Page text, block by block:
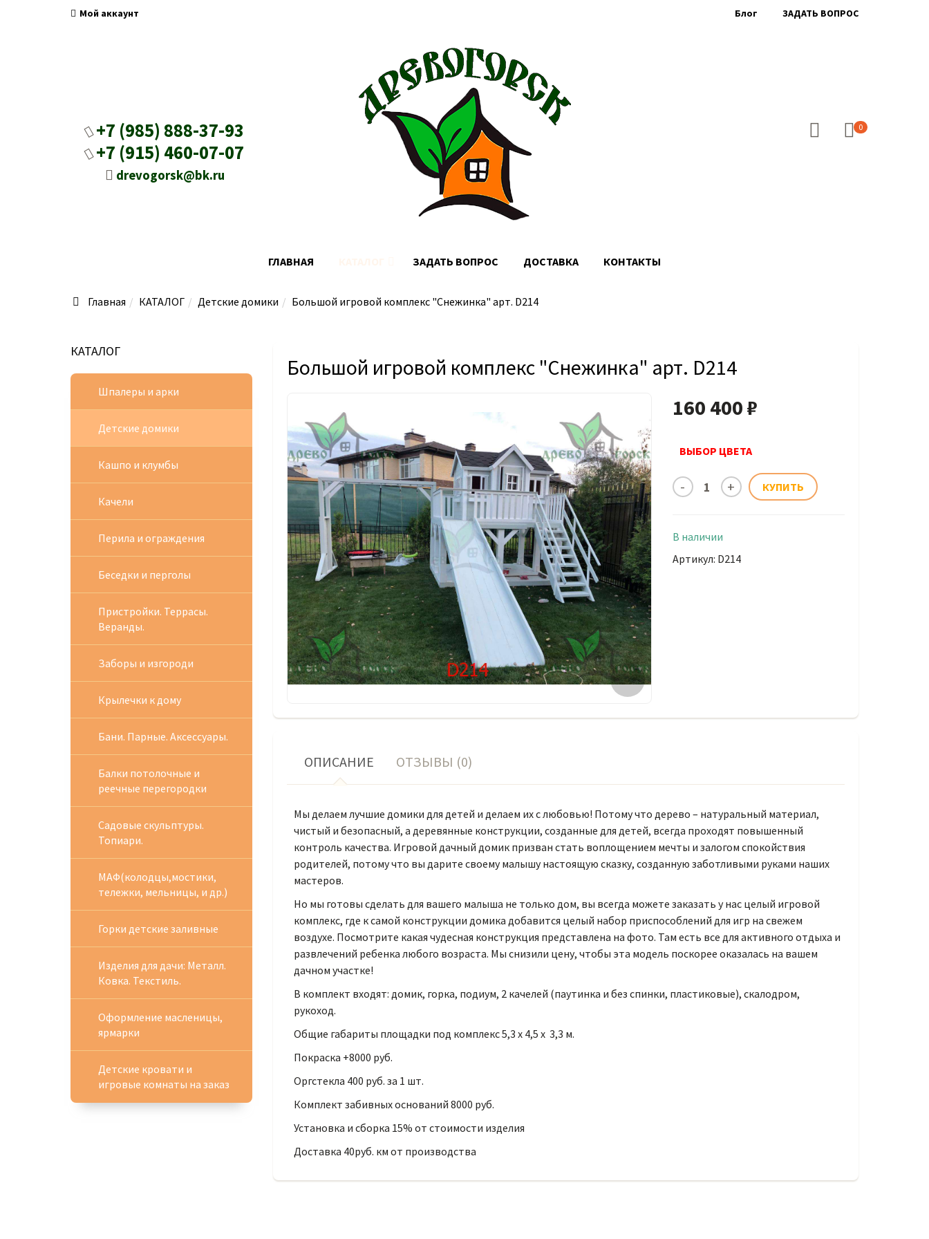
Мой аккаунт Блог ЗАДАТЬ ВОПРОС
+7 (985) 888-37-93
+7 (915) 460-07-07
drevogorsk@bk.ru
0
ГЛАВНАЯ ЗАДАТЬ ВОПРОС ДОСТАВКА КОНТАКТЫ
Главная КАТАЛОГ Детские домики Большой игровой комплекс "Снежинка" арт. D214
Большой игровой комплекс "Снежинка" арт. D214
160 400 ₽
ВЫБОР ЦВЕТА
В наличии
Артикул: D214
ОПИСАНИЕ ОТЗЫВЫ (0)
Мы делаем лучшие домики для детей и делаем их с любовью! Потому что дерево – натуральный материал,
чистый и безопасный, а деревянные конструкции, созданные для детей, всегда проходят повышенный
контроль качества. Игровой дачный домик призван стать воплощением мечты и залогом спокойствия
родителей, потому что вы дарите своему малышу настоящую сказку, созданную заботливыми руками наших
мастеров.
Но мы готовы сделать для вашего малыша не только дом, вы всегда можете заказать у нас целый игровой
комплекс, где к самой конструкции домика добавится целый набор приспособлений для игр на свежем
воздухе. Посмотрите какая чудесная конструкция представлена на фото. Там есть все для активного отдыха и
развлечений ребенка любого возраста. Мы снизили цену, чтобы эта модель поскорее оказалась на вашем
дачном участке!
В комплект входят: домик, горка, подиум, 2 качелей (паутинка и без спинки, пластиковые), скалодром,
рукоход.
Общие габариты площадки под комплекс 5,3 х 4,5 х 3,3 м.
Покраска +8000 руб.
Оргстекла 400 руб. за 1 шт.
Комплект забивных оснований 8000 руб.
Установка и сборка 15% от стоимости изделия
Доставка 40руб. км от производства
КАТАЛОГ
Шпалеры и арки
Детские домики
Кашпо и клумбы
Качели
Перила и ограждения
Беседки и перголы
Пристройки. Террасы.
Веранды.
Заборы и изгороди
Крылечки к дому
Бани. Парные. Аксессуары.
Балки потолочные и
реечные перегородки
Садовые скульптуры.
Топиари.
МАФ(колодцы,мостики,
тележки, мельницы, и др.)
Горки детские заливные
Изделия для дачи: Металл.
Ковка. Текстиль.
Оформление масленицы,
ярмарки
Детские кровати и
игровые комнаты на заказ